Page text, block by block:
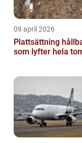
09 april 2026
Plattsättning hållbara ytor
som lyfter hela